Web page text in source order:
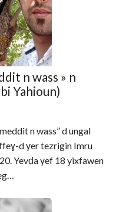
n wass » n
Yahioun)
n wass” d ungal
d γer tezrigin Imru
Yevḍa γef 18 yixfawen